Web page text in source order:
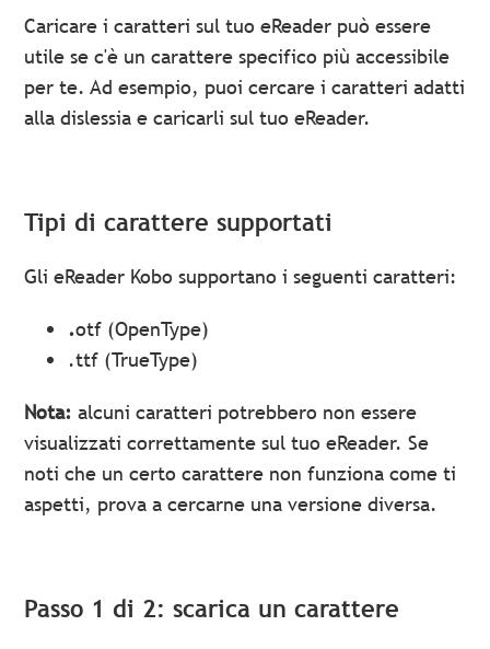
Caricare i caratteri sul tuo eReader può essere
utile se c'è un carattere specifico più accessibile
per te. Ad esempio, puoi cercare i caratteri adatti
alla dislessia e caricarli sul tuo eReader.
Tipi di carattere supportati
Gli eReader Kobo supportano i seguenti caratteri:
.otf (OpenType)
.ttf (TrueType)
Nota: alcuni caratteri potrebbero non essere
visualizzati correttamente sul tuo eReader. Se
noti che un certo carattere non funziona come ti
aspetti, prova a cercarne una versione diversa.
Passo 1 di 2: scarica un carattere